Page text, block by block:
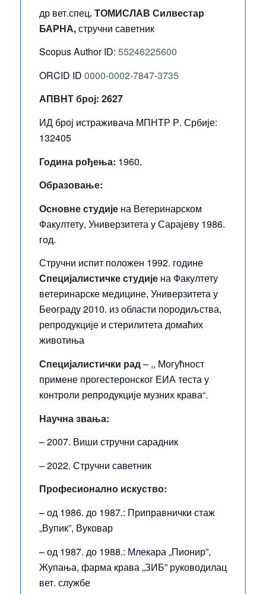
др вет.спец.ТОМИСЛАВ Силвестар
БАРНА,стручни саветник
Scopus Author ID: 55246225600
ORCID ID 0000-0002-7847-3735
АПВНТ број: 2627
ИД број истраживача МПНТР Р. Србије:
132405
Година рођења: 1960.
Образовање:
Основне студијена Ветеринарском
Факултету, Универзитета у Сарајеву 1986.
год.
Стручни испит положен 1992. године
Специјалистичке студијена Факултету
ветеринарске медицине, Универзитета у
Београду 2010. из области породиљства,
репродукције и стерилитета домаћих
животиња
Специјалистички рад– ,, Могућност
примене прогестеронског ЕИА теста у
контроли репродукције музних крава“.
Научна звања:
– 2007. Виши стручни сарадник
– 2022. Стручни саветник
Професионално искуство:
– од 1986. до 1987.: Приправнички стаж
„Вупик”, Вуковар
– од 1987. до 1988.: Млекара „Пионир”,
Жупања, фарма крава „ЗИБ” руководилац
вет. службе